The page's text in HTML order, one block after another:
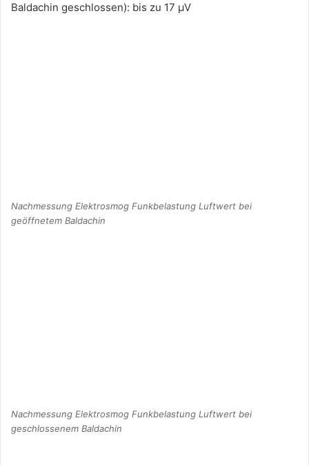
Baldachin geschlossen): bis zu 17 µV
Nachmessung Elektrosmog Funkbelastung Luftwert bei
geöffnetem Baldachin
Nachmessung Elektrosmog Funkbelastung Luftwert bei
geschlossenem Baldachin